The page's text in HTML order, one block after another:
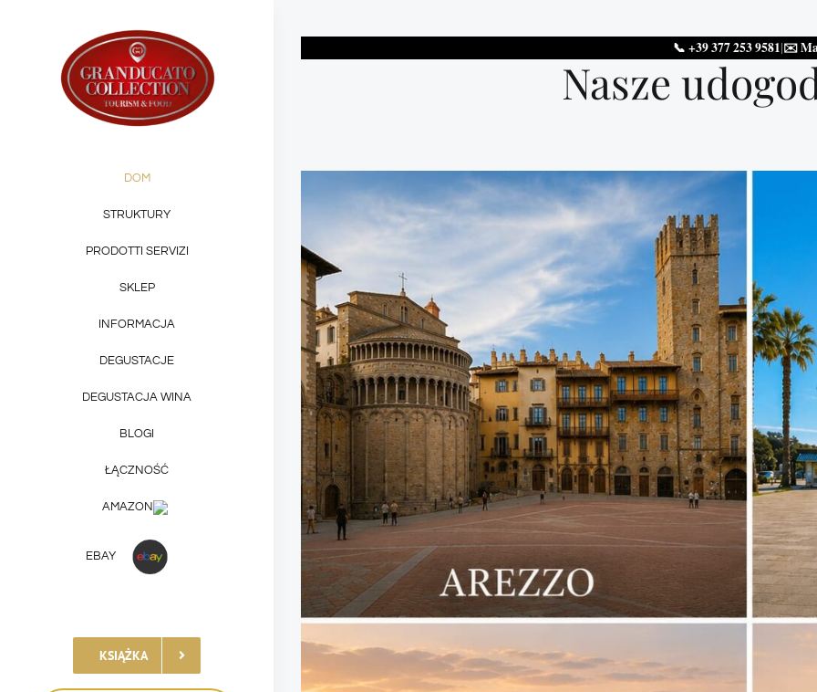
DOM
STRUKTURY
PRODOTTI SERVIZI
SKLEP
INFORMACJA
DEGUSTACJE
DEGUSTACJA WINA
BLOGI
ŁĄCZNOŚĆ
AMAZON
EBAY
KSIĄŻKA
📞 +39 377 253 9581|✉️
Nasze